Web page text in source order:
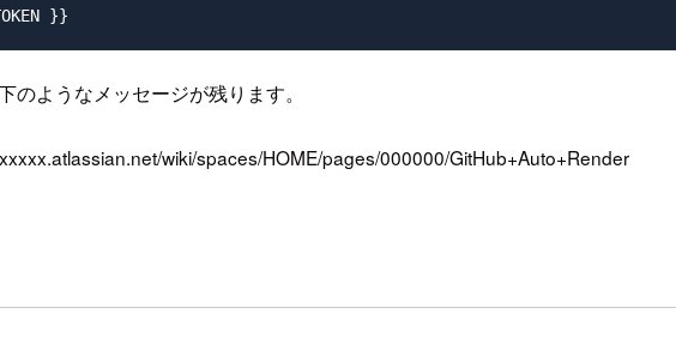
ようなメッセージが残ります。
wiki/spaces/HOME/pages/000000/GitHub+Auto+Render